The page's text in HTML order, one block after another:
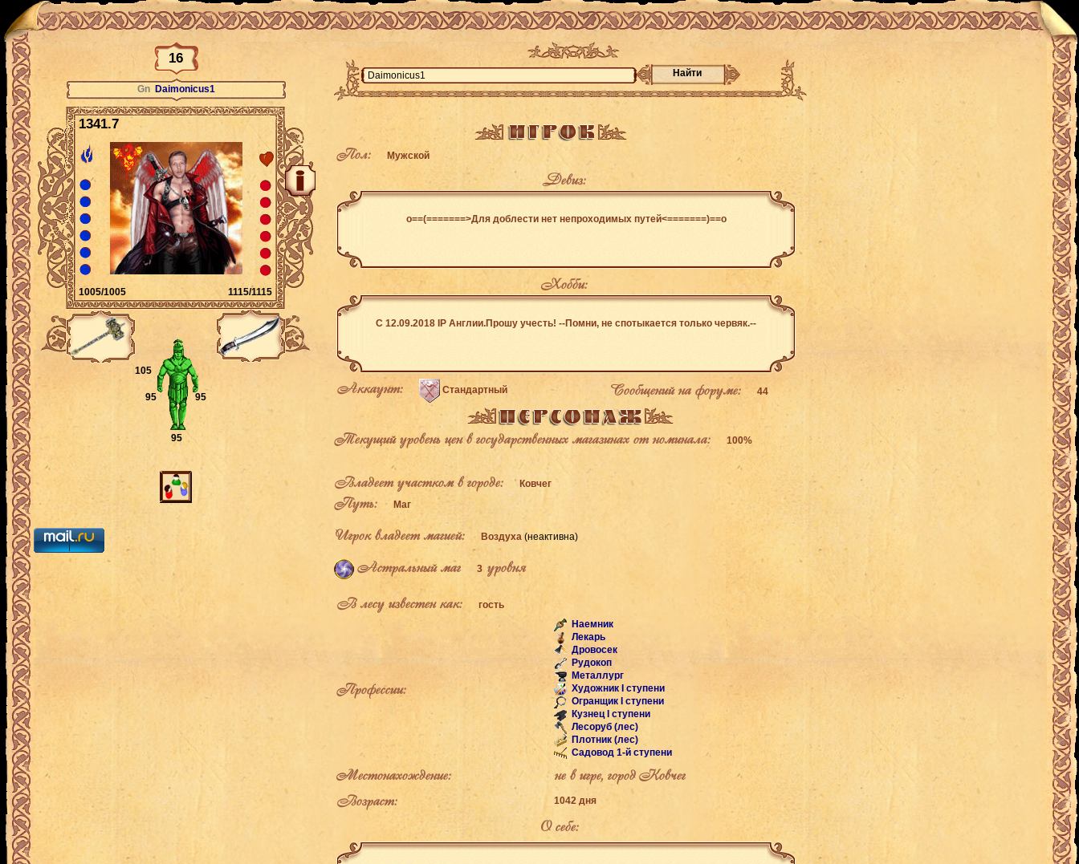
16
Gn Daimonicus1
1341.7
1005/1005 1115/1115
105
95
95 95
Найти
Пол: Мужской
Девиз:
о==(=======>Для доблести нет непроходимых путей<=======)==о
Хобби:
C 12.09.2018 IP Англии.Прошу учесть! --Помни, не спотыкается только червяк.--
Аккаунт: Стандартный Сообщений на форуме: 44
Текущий уровень цен в государственных магазинах от номинала: 100%
Владеет участком в городе: Ковчег
Путь: Маг
Игрок владеет магией: Воздуха (неактивна)
Астральный маг 3 уровня
В лесу известен как:
гость
Профессии:
Наемник
Лекарь
Дровосек
Рудокоп
Металлург
Художник I ступени
Огранщик I ступени
Кузнец I ступени
Лесоруб (лес)
Плотник (лес)
Садовод 1-й ступени
Местонахождение:
не в игре, город Ковчег
Возраст:
1042 дня
О себе: